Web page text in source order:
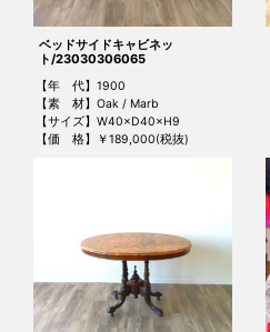
ベッドサイドキャビネッ
ト/23030306065
【年 代】1900
【素 材】Oak / Marb
【サイズ】W40×D40×H9
【価 格】￥189,000(税抜)